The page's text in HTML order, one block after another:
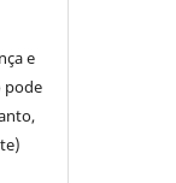
e
pode